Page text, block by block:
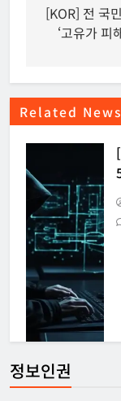
탐
[KOR] 전 국
‘고유가 피
Related News
정보인권